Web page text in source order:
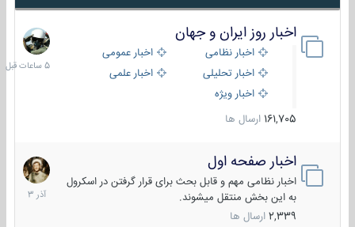
اخبار روز ایران و جهان
اخبار نظامی
اخبار عمومی
اخبار تحلیلی
اخبار علمی
اخبار ویژه
161,705 ارسال ها
5
ساعات
قبل
اخبار صفحه اول
اخبار نظامی مهم و قابل بحث برای قرار گرفتن در اسکرول
به این بخش منتقل میشوند.
2,339 ارسال ها
7
آذر
1403